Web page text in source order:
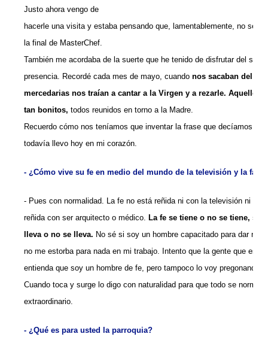
Justo ahora vengo de
hacerle una visita y estaba pensando que, lamentablemente, no se la
la final de MasterChef.
También me acordaba de la suerte que he tenido de disfrutar del
presencia. Recordé cada mes de mayo, cuando nos sacaban del
mercedarias nos traían a cantar a la Virgen y a rezarle. Aquellos
tan bonitos, todos reunidos en torno a la Madre.
Recuerdo cómo nos teníamos que inventar la frase que decíamos a
todavía llevo hoy en mi corazón.
- ¿Cómo vive su fe en medio del mundo de la televisión y la
- Pues con normalidad. La fe no está reñida ni con la televisión ni
reñida con ser arquitecto o médico.
La fe se tiene o no se tiene, se
lleva o no se lleva. No sé si soy un hombre capacitado para dar
no me estorba para nada en mi trabajo. Intento que la gente que está
entienda que soy un hombre de fe, pero tampoco lo voy pregonando
Cuando toca y surge lo digo con naturalidad para que todo se
extraordinario.
- ¿Qué es para usted la parroquia?